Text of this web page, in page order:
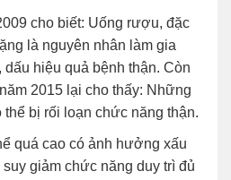
cho biết: Uống rượu, đặc
là nguyên nhân làm gia
hiệu quả bệnh thận. Còn
2015 lại cho thấy: Những
bị rối loạn chức năng thận.
quá cao có ảnh hưởng xấu
giảm chức năng duy trì đủ